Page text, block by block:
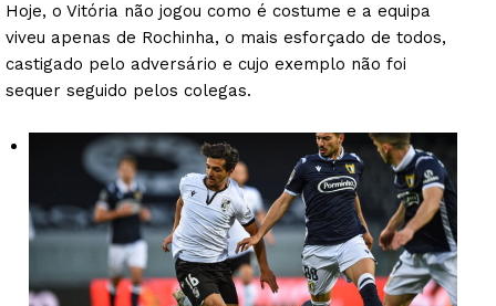
Hoje, o Vitória não jogou como é costume e a equipa
viveu apenas de Rochinha, o mais esforçado de todos,
castigado pelo adversário e cujo exemplo não foi
sequer seguido pelos colegas.